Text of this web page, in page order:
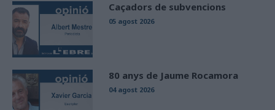
Caçadors de subvencions
05 agost 2026
80 anys de Jaume Rocamora
04 agost 2026